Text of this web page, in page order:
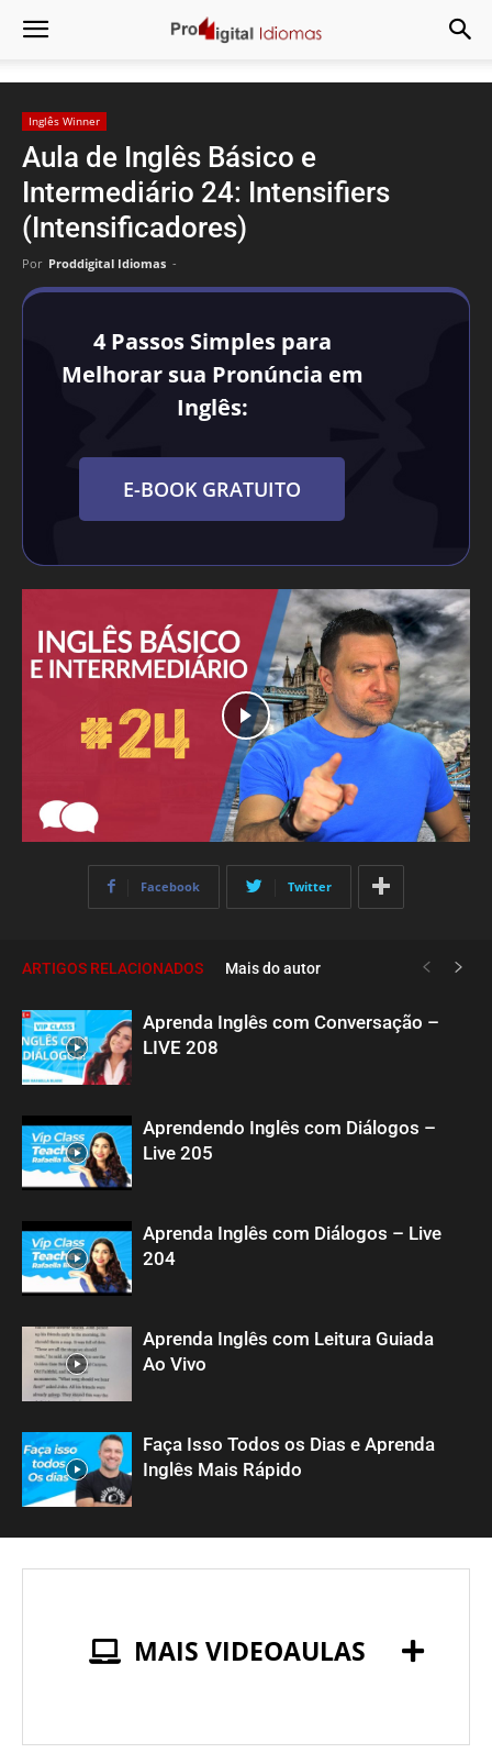
Inglês Winner
Aula de Inglês Básico e
Intermediário 24: Intensifiers
(Intensificadores)
Por Proddigital Idiomas -
4 Passos Simples para
Melhorar sua Pronúncia em
Inglês:
E-BOOK GRATUITO
Facebook Twitter
ARTIGOS RELACIONADOS Mais do autor
Aprenda Inglês com Conversação –
LIVE 208
Aprendendo Inglês com Diálogos –
Live 205
Aprenda Inglês com Diálogos – Live
204
Aprenda Inglês com Leitura Guiada
Ao Vivo
Faça Isso Todos os Dias e Aprenda
Inglês Mais Rápido
MAIS VIDEOAULAS